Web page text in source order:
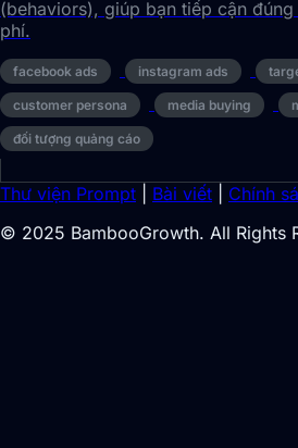
(behaviors), giúp bạn tiếp cận
phí.
facebook ads instagram ads
customer persona media buying
đối tượng quảng cáo
Thư viện Prompt Bài viết
Chính
© 2025 BambooGrowth. All Rights